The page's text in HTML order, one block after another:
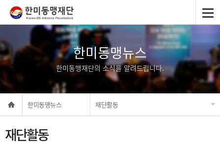
한미동맹뉴스
한미동맹재단의 소식을 알려드립니다.
한미동맹뉴스 재단활동
재단활동